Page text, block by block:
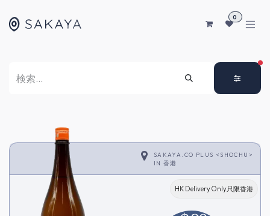
0
SAKAYA.CO PLUS <SHOCHU>
IN 香港
HK Delivery Only只限香港